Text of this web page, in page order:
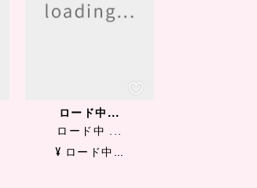
ロード中...
ロード中 ...
¥ ロード中...